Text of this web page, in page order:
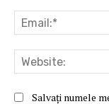
Salvați numele